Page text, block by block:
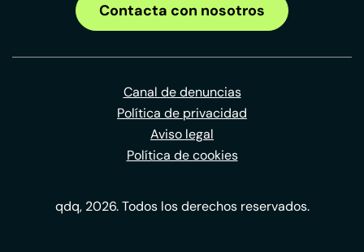
Contacta con nosotros
Canal de denuncias
Política de privacidad
Aviso legal
Política de cookies
qdq, 2026. Todos los derechos reservados.